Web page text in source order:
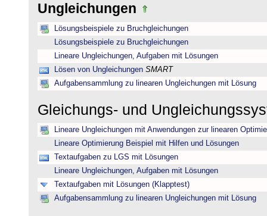
Ungleichungen
Lösungsbeispiele zu Bruchgleichungen
Lösungsbeispiele zu Bruchgleichungen
Lineare Ungleichungen, Aufgaben mit Lösungen
Lösen von Ungleichungen SMART
Aufgabensammlung zu linearen Ungleichungen mit Lösung
Gleichungs- und
Lineare Ungleichungen mit Anwendungen zur linearen
Lineare Optimierung Beispiel mit Hilfen und Lösungen
Textaufgaben zu LGS mit Lösungen
Lineare Ungleichungen, Aufgaben mit Lösungen
Textaufgaben mit Lösungen (Klapptest)
Aufgabensammlung zu linearen Ungleichungen mit Lösung